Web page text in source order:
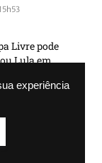
experiência
Livre pode
Lula em...
uma; a